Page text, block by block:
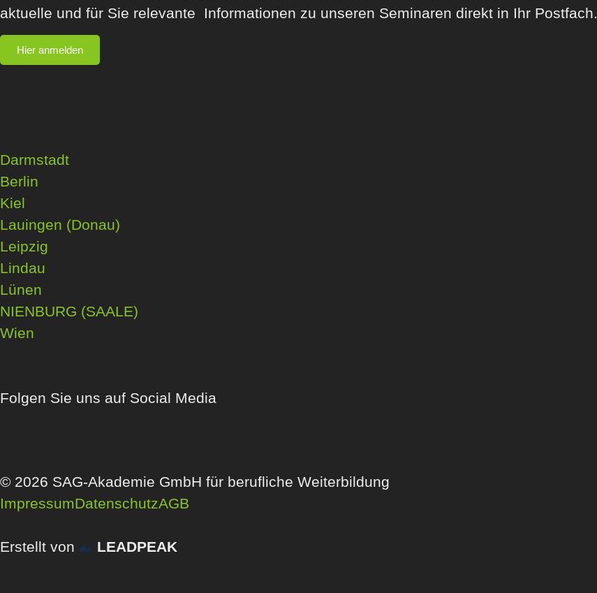
aktuelle und für Sie relevante Informationen zu unseren Seminaren direkt in Ihr Postfach.
Hier anmelden
Darmstadt
Berlin
Kiel
Lauingen (Donau)
Leipzig
Lindau
Lünen
NIENBURG (SAALE)
Wien
Folgen Sie uns auf Social Media
© 2026 SAG-Akademie GmbH für berufliche Weiterbildung
ImpressumDatenschutzAGB
Erstellt von LEADPEAK